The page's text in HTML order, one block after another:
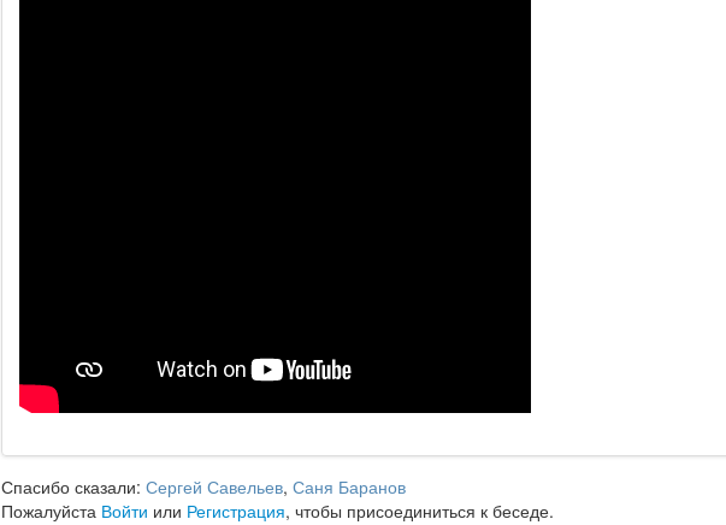
Спасибо сказали:Сергей Савельев,Саня Баранов
Пожалуйста Войти или Регистрация, чтобы присоединиться к беседе.